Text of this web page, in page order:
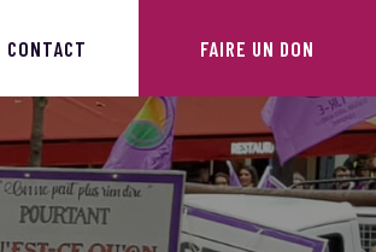
CONTACT FAIRE UN DON